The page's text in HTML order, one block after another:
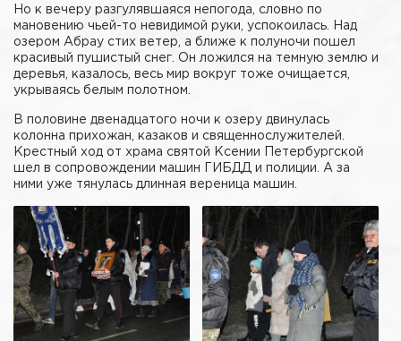
Но к вечеру разгулявшаяся непогода, словно по
мановению чьей-то невидимой руки, успокоилась. Над
озером Абрау стих ветер, а ближе к полуночи пошел
красивый пушистый снег. Он ложился на темную землю и
деревья, казалось, весь мир вокруг тоже очищается,
укрываясь белым полотном.
В половине двенадцатого ночи к озеру двинулась
колонна прихожан, казаков и священнослужителей.
Крестный ход от храма святой Ксении Петербургской
шел в сопровождении машин ГИБДД и полиции. А за
ними уже тянулась длинная вереница машин.